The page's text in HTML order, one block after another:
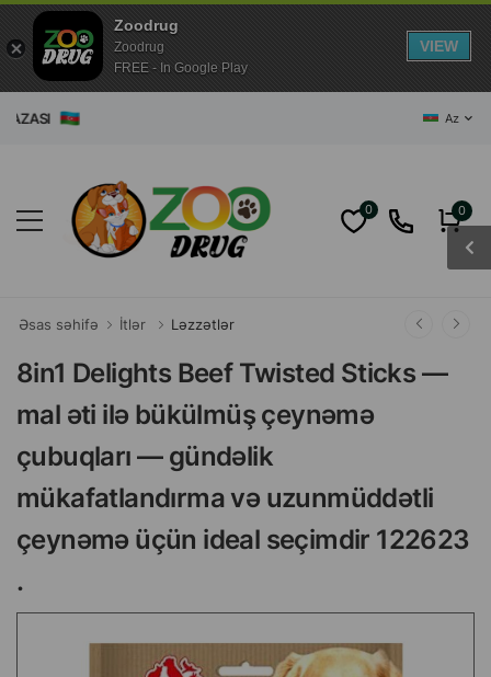
Az
0 0
Əsas səhifə İtlər Ləzzətlər
8in1 Delights Beef Twisted Sticks —
mal əti ilə bükülmüş çeynəmə
çubuqları — gündəlik
mükafatlandırma və uzunmüddətli
çeynəmə üçün ideal seçimdir 122623
.
Zoodrug
Zoodrug
FREE - In Google Play
VIEW